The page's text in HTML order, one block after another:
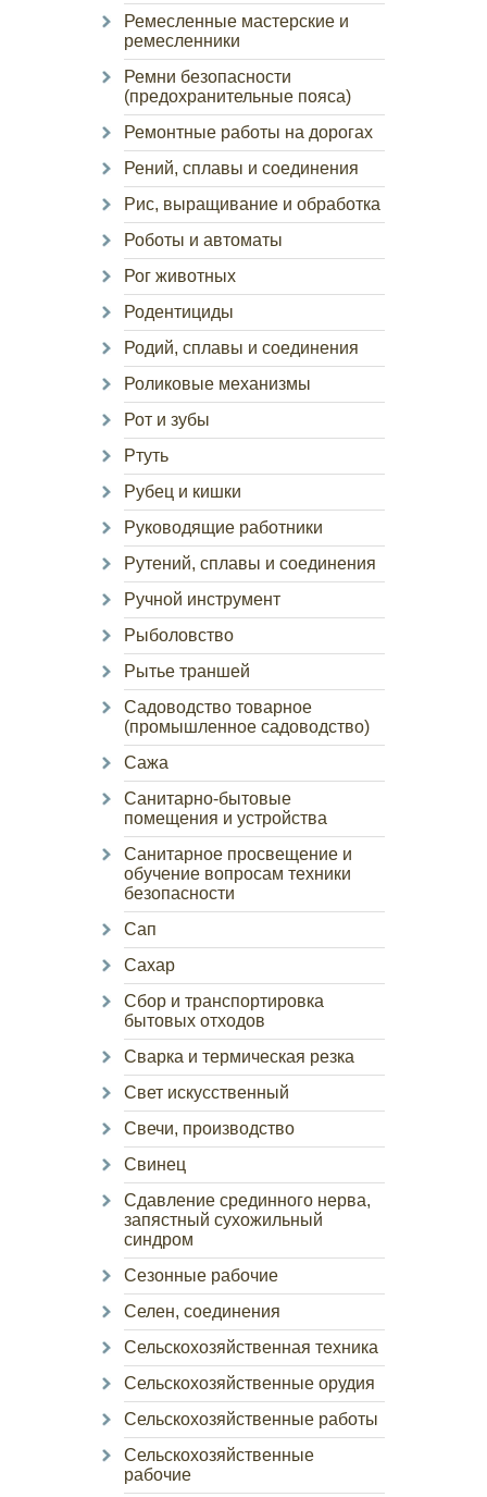
Ремесленные мастерские и
ремесленники
Ремни безопасности
(предохранительные пояса)
Ремонтные работы на дорогах
Рений, сплавы и соединения
Рис, выращивание и обработка
Роботы и автоматы
Рог животных
Родентициды
Родий, сплавы и соединения
Роликовые механизмы
Рот и зубы
Ртуть
Рубец и кишки
Руководящие работники
Рутений, сплавы и соединения
Ручной инструмент
Рыболовство
Рытье траншей
Садоводство товарное
(промышленное садоводство)
Сажа
Санитарно-бытовые
помещения и устройства
Санитарное просвещение и
обучение вопросам техники
безопасности
Сап
Сахар
Сбор и транспортировка
бытовых отходов
Сварка и термическая резка
Свет искусственный
Свечи, производство
Свинец
Сдавление срединного нерва,
запястный сухожильный
синдром
Сезонные рабочие
Селен, соединения
Сельскохозяйственная техника
Сельскохозяйственные орудия
Сельскохозяйственные работы
Сельскохозяйственные
рабочие